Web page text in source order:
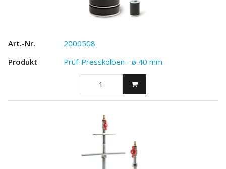
2000508
Prüf-Presskolben - ø 40 mm